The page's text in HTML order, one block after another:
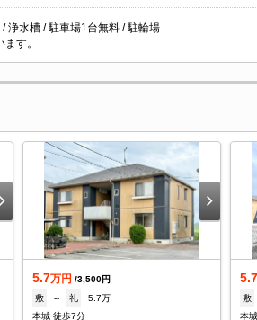
浄水槽 / 駐車場1台無料 / 駐輪場
す。
5.7万円 /3,500円
敷
-- 礼
5.7万
本城 徒歩7分
5.7
敷
本